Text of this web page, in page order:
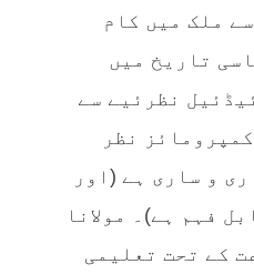
ملک میں کام
تاریخ میں
نظرئیے سے
نظر
و ساری ہے (اور
فہم ہے)۔ مولانا
کے تحت تعلیمی